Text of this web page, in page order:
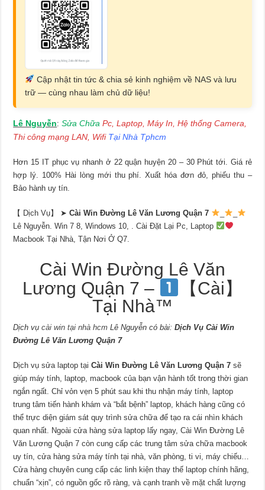
Cập nhật tin tức & chia sẻ kinh nghiệm về NAS và lưu
trữ — cùng nhau làm chủ dữ liệu!
Lê Nguyễn:Sửa Chữa Pc, Laptop, Máy In, Hệ thống Camera,
Thi công mạng LAN, Wifi Tại Nhà Tphcm
Hơn 15 IT phục vụ nhanh ở 22 quận huyện 20 – 30 Phút tới. Giá rẻ
hợp lý. 100% Hài lòng mới thu phí. Xuất hóa đơn đỏ, phiếu thu –
Bảo hành uy tín.
【 Dịch Vụ】 ➤Cài Win Đường Lê Văn Lương Quận 7
Lê Nguyễn. Win 7 8, Windows 10, . Cài Đặt Lại Pc, Laptop
Macbook Tại Nhà, Tận Nơi Ở Q7.
Cài Win Đường Lê Văn
Lương Quận 7 –
【Cài】
Tại Nhà™
Dịch vụ cài win tại nhà hcm Lê Nguyễn có bài:Dịch Vụ Cài Win
Đường Lê Văn Lương Quận 7
Dịch vụ sửa laptop tạiCài Win Đường Lê Văn Lương Quận 7sẽ
giúp máy tính, laptop, macbook của bạn vận hành tốt trong thời gian
ngắn ngất. Chỉ vỏn vẹn 5 phút sau khi thu nhận máy tính, laptop
trung tâm tiến hành khám và “bắt bệnh” laptop, khách hàng cũng có
thể trực diện giám sát quy trình sửa chữa để tạo ra cái nhìn khách
quan nhất. Ngoài cửa hàng sửa laptop lấy ngay, Cài Win Đường Lê
Văn Lương Quận 7 còn cung cấp các trung tâm sửa chữa macbook
uy tín, cửa hàng sửa máy tính tại nhà, văn phòng, ti vi, máy chiếu…
Cửa hàng chuyên cung cấp các linh kiện thay thế laptop chính hãng,
chuẩn “xịn”, có nguồn gốc rõ ràng, và cạnh tranh về mặt chất lượng